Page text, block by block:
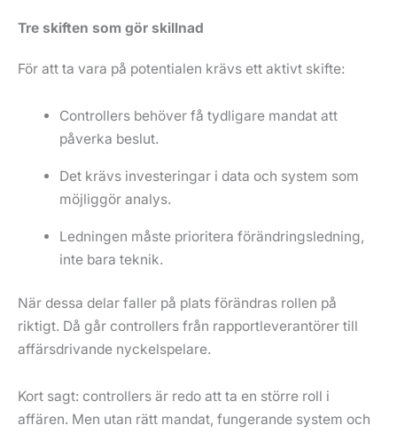
Tre skiften som gör skillnad
För att ta vara på potentialen krävs ett aktivt skifte:
Controllers behöver få tydligare mandat att
påverka beslut.
Det krävs investeringar i data och system som
möjliggör analys.
Ledningen måste prioritera förändringsledning,
inte bara teknik.
När dessa delar faller på plats förändras rollen på
riktigt. Då går controllers från rapportleverantörer till
affärsdrivande nyckelspelare.
Kort sagt: controllers är redo att ta en större roll i
affären. Men utan rätt mandat, fungerande system och